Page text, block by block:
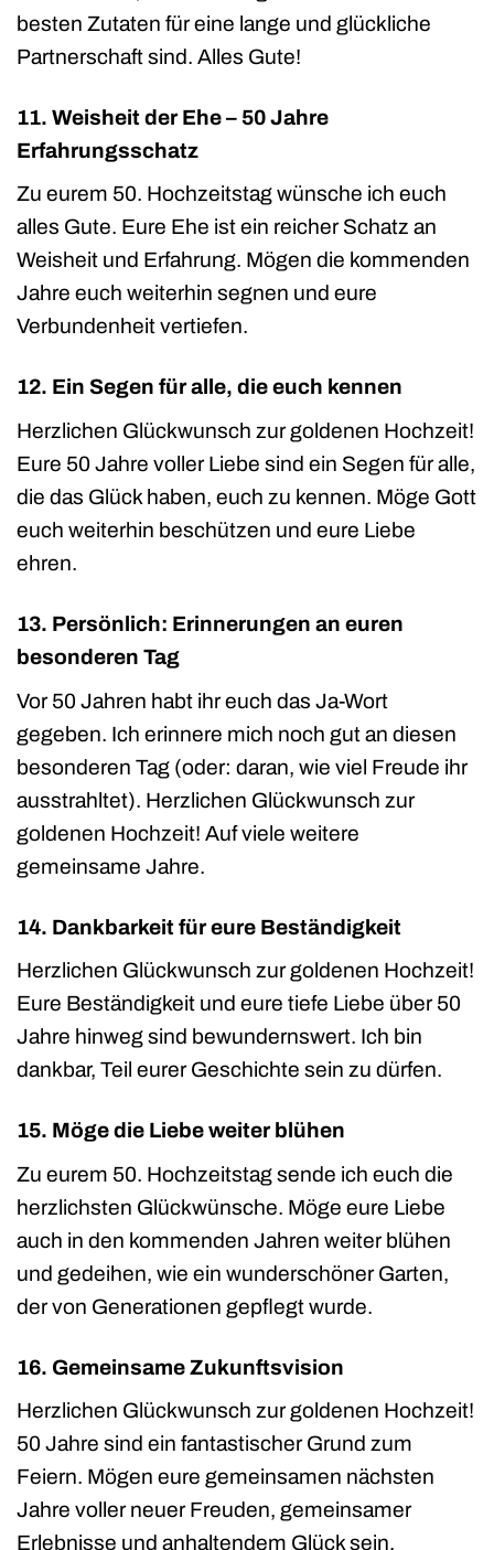
besten Zutaten für eine lange und glückliche
Partnerschaft sind. Alles Gute!
11. Weisheit der Ehe – 50 Jahre
Erfahrungsschatz
Zu eurem 50. Hochzeitstag wünsche ich euch
alles Gute. Eure Ehe ist ein reicher Schatz an
Weisheit und Erfahrung. Mögen die kommenden
Jahre euch weiterhin segnen und eure
Verbundenheit vertiefen.
12. Ein Segen für alle, die euch kennen
Herzlichen Glückwunsch zur goldenen Hochzeit!
Eure 50 Jahre voller Liebe sind ein Segen für alle,
die das Glück haben, euch zu kennen. Möge Gott
euch weiterhin beschützen und eure Liebe
ehren.
13. Persönlich: Erinnerungen an euren
besonderen Tag
Vor 50 Jahren habt ihr euch das Ja-Wort
gegeben. Ich erinnere mich noch gut an diesen
besonderen Tag (oder: daran, wie viel Freude ihr
ausstrahltet). Herzlichen Glückwunsch zur
goldenen Hochzeit! Auf viele weitere
gemeinsame Jahre.
14. Dankbarkeit für eure Beständigkeit
Herzlichen Glückwunsch zur goldenen Hochzeit!
Eure Beständigkeit und eure tiefe Liebe über 50
Jahre hinweg sind bewundernswert. Ich bin
dankbar, Teil eurer Geschichte sein zu dürfen.
15. Möge die Liebe weiter blühen
Zu eurem 50. Hochzeitstag sende ich euch die
herzlichsten Glückwünsche. Möge eure Liebe
auch in den kommenden Jahren weiter blühen
und gedeihen, wie ein wunderschöner Garten,
der von Generationen gepflegt wurde.
16. Gemeinsame Zukunftsvision
Herzlichen Glückwunsch zur goldenen Hochzeit!
50 Jahre sind ein fantastischer Grund zum
Feiern. Mögen eure gemeinsamen nächsten
Jahre voller neuer Freuden, gemeinsamer
Erlebnisse und anhaltendem Glück sein.